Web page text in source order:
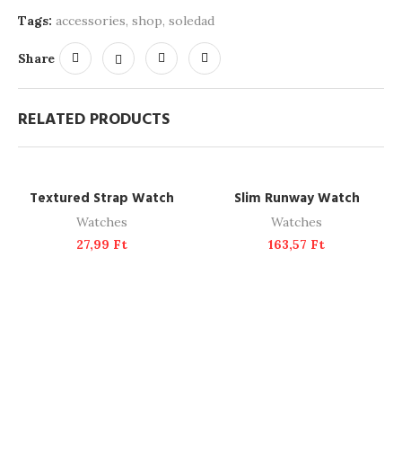
Tags: accessories, shop, soledad
Share
RELATED PRODUCTS
ADD TO CART
Textured Strap Watch
Watches
27,99 Ft
NEW
ADD TO CART
Slim Runway Watch
Watches
163,57 Ft